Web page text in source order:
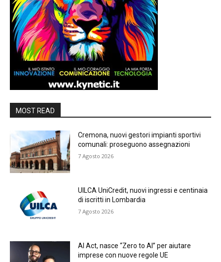
MOST READ
Cremona, nuovi gestori impianti sportivi
comunali: proseguono assegnazioni
7 Agosto 2026
UILCA UniCredit, nuovi ingressi e centinaia
di iscritti in Lombardia
7 Agosto 2026
AI Act, nasce “Zero to AI” per aiutare
imprese con nuove regole UE